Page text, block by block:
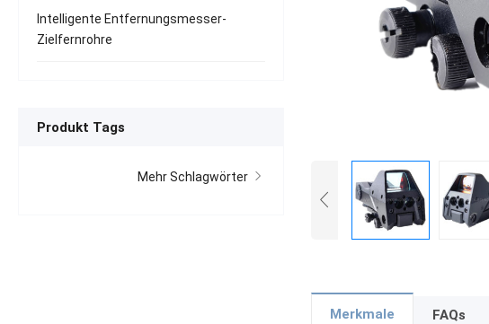
Merkmale FAQs
Intelligente Entfernungsmesser-
Zielfernrohre
Produkt Tags
Mehr Schlagwörter